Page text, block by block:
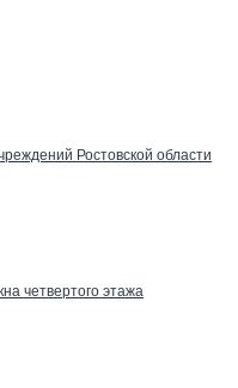
Ростовской области
четвертого этажа